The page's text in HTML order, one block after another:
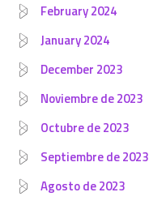
February 2024
January 2024
December 2023
Noviembre de 2023
Octubre de 2023
Septiembre de 2023
Agosto de 2023